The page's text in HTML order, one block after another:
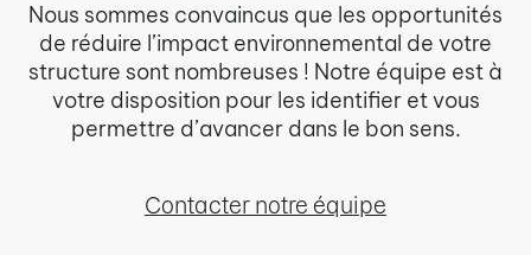
Nous sommes convaincus que les opportunités
de réduire l’impact environnemental de votre
structure sont nombreuses ! Notre équipe est à
votre disposition pour les identifier et vous
permettre d’avancer dans le bon sens.
Contacter notre équipe